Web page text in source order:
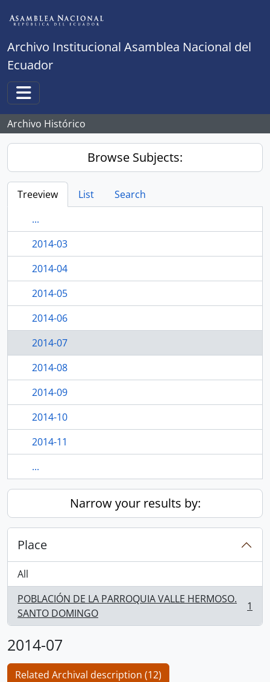
Archivo Institucional Asamblea Nacional del
Ecuador
Toggle navigation
Archivo Histórico
Browse Subjects:
Treeview List
Search
...
2014-03
2014-04
2014-05
2014-06
2014-07
2014-08
2014-09
2014-10
2014-11
...
Narrow your results by:
Place
All
POBLACIÓN DE LA PARROQUIA VALLE HERMOSO.
SANTO DOMINGO
, 1 results 1
2014-07
Related Archival description (12)